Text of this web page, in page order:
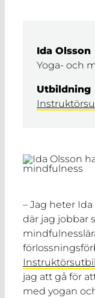
Ida Olsson
Yoga- och
Utbildning
– Jag heter
där jag jobbar
jag att gå för
med yogan